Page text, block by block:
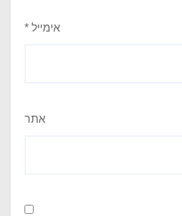
אימייל *
אתר